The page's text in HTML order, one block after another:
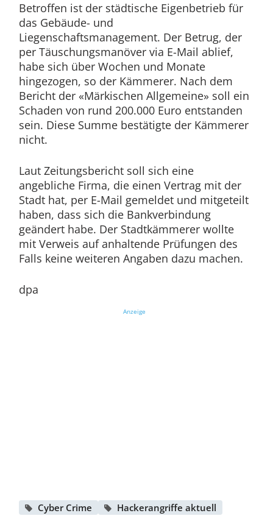
Betroffen ist der städtische Eigenbetrieb für
das Gebäude- und
Liegenschaftsmanagement. Der Betrug, der
per Täuschungsmanöver via E-Mail ablief,
habe sich über Wochen und Monate
hingezogen, so der Kämmerer. Nach dem
Bericht der «Märkischen Allgemeine» soll ein
Schaden von rund 200.000 Euro entstanden
sein. Diese Summe bestätigte der Kämmerer
nicht.
Laut Zeitungsbericht soll sich eine
angebliche Firma, die einen Vertrag mit der
Stadt hat, per E-Mail gemeldet und mitgeteilt
haben, dass sich die Bankverbindung
geändert habe. Der Stadtkämmerer wollte
mit Verweis auf anhaltende Prüfungen des
Falls keine weiteren Angaben dazu machen.
dpa
Anzeige
Cyber Crime Hackerangriffe aktuell